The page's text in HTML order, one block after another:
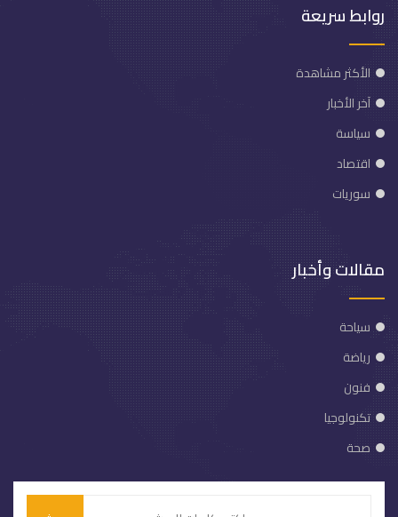
روابط سريعة
الأكثر مشاهدة
آخر الأخبار
سياسة
اقتصاد
سوريات
مقالات وأخبار
سياحة
رياضة
فنون
تكنولوجيا
صحة